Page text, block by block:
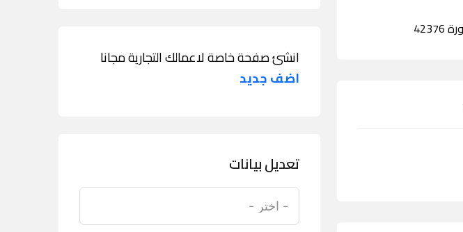
انشئ صفحة خاصة لاعمالك التجارية مجانا
اضف جديد
تعديل بيانات